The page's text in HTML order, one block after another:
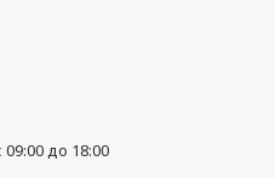
до 18:00